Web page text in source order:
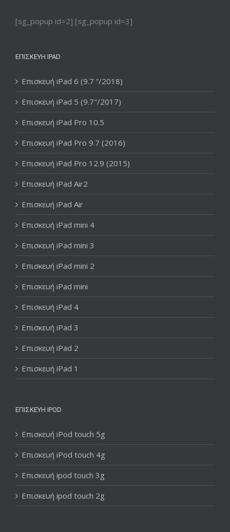
[sg_popup id=2] [sg_popup id=3]
ΕΠΙΣΚΕΥΉ IPAD
Επισκευή iPad 6 (9.7 “/2018)
Επισκευή iPad 5 (9.7″/2017)
Επισκευή iPad Pro 10.5
Επισκευή iPad Pro 9.7 (2016)
Επισκευή iPad Pro 12.9 (2015)
Επισκευή iPad Air2
Επισκευή iPad Air
Επισκευή iPad mini 4
Επισκευή iPad mini 3
Επισκευή iPad mini 2
Επισκευή iPad mini
Επισκευή iPad 4
Επισκευή iPad 3
Επισκευή iPad 2
Επισκευή iPad 1
ΕΠΙΣΚΕΥΉ IPOD
Επισκευή iPod touch 5g
Επισκευή iPod touch 4g
Επισκευή ipod touch 3g
Επισκευή ipod touch 2g